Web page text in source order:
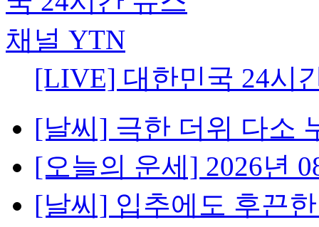
[LIVE] 대한민국 24시
[날씨] 극한 더위 다소
[오늘의 운세] 2026년
[날씨] 입추에도 후끈